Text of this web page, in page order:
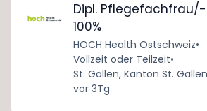
Dipl.
100%
HOCH Health Ostschweiz•
Vollzeit oder Teilzeit•
St. Gallen, Kanton St.
vor 3Tg